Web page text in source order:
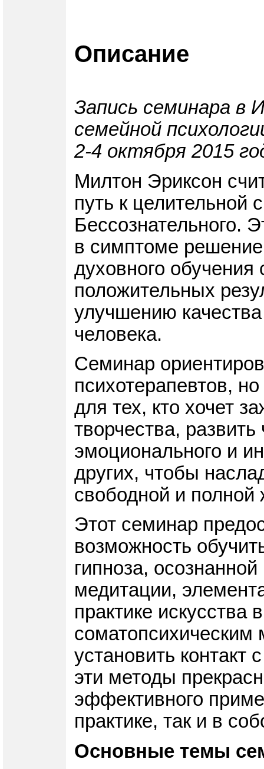
Описание
Запись семинара в
семейной
2-4 октября 2015
Милтон Эриксон
путь к целительной
Бессознательного.
в симптоме решение
духовного
положительных
улучшению
человека.
Семинар
психотерапевтов,
для тех, кто хочет
творчества,
эмоционального и
других, чтобы
свободной и полной
Этот семинар
возможность
гипноза,
медитации,
практике искусства
установить
эти методы
эффективного
практике, так и в
Основные темы